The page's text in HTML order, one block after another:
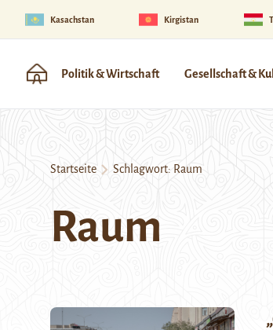
Kasachstan Kirgistan
Politik & Wirtschaft Gesellschaft &
Startseite Schlagwort: Raum
Raum